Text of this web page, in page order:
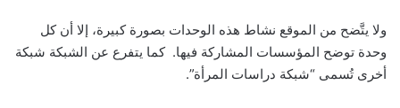
ولا يتَّضح من الموقع نشاط هذه الوحدات بصورة كبيرة، إلا أن كل
وحدة توضح المؤسسات المشاركة فيها. كما يتفرع عن الشبكة شبكة
أخرى تُسمى “شبكة دراسات المرأة”.